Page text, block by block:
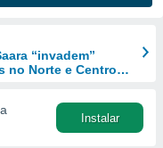
“invadem”
no Norte e Centro
Instalar